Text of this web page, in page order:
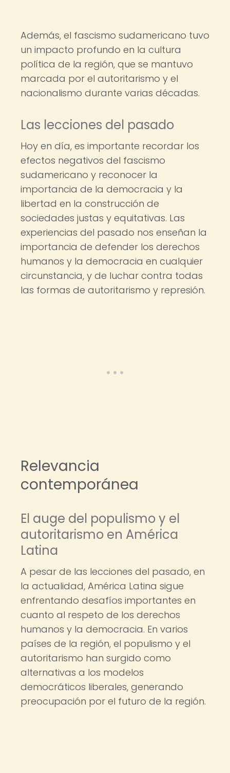
Además, el fascismo sudamericano tuvo
un impacto profundo en la cultura
política de la región, que se mantuvo
marcada por el autoritarismo y el
nacionalismo durante varias décadas.
Las lecciones del pasado
Hoy en día, es importante recordar los
efectos negativos del fascismo
sudamericano y reconocer la
importancia de la democracia y la
libertad en la construcción de
sociedades justas y equitativas. Las
experiencias del pasado nos enseñan la
importancia de defender los derechos
humanos y la democracia en cualquier
circunstancia, y de luchar contra todas
las formas de autoritarismo y represión.
Relevancia
contemporánea
El auge del populismo y el
autoritarismo en América
Latina
A pesar de las lecciones del pasado, en
la actualidad, América Latina sigue
enfrentando desafíos importantes en
cuanto al respeto de los derechos
humanos y la democracia. En varios
países de la región, el populismo y el
autoritarismo han surgido como
alternativas a los modelos
democráticos liberales, generando
preocupación por el futuro de la región.